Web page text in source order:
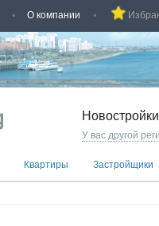
О компании
У вас другой
Квартиры Застройщики